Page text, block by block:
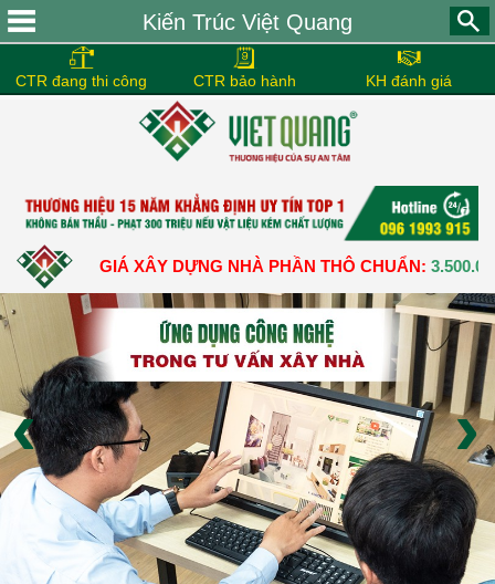
Kiến Trúc Việt Quang
CTR đang thi công CTR bảo hành KH đánh giá
GIÁ XÂY DỰNG NHÀ PHẦN THÔ CHUẨN:3.500.000 Đ –
›
‹